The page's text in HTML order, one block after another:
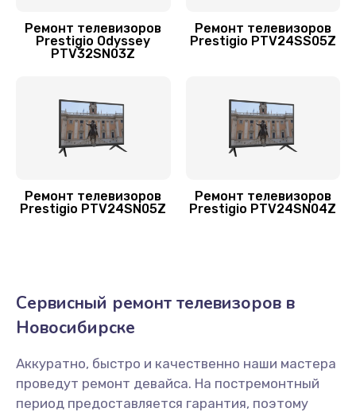
1600 руб.
Замена лампы подсветки
Восстановление после попадания влаги
1600 руб.
1200 руб.
Замена SCART-разъема
1200 руб.
Ремонт телевизоров
Prestigio Odyssey
PTV32SN03Z
Ремонт телевизоров
Prestigio PTV24SS05Z
Ремонт телевизоров
Prestigio PTV24SN05Z
Ремонт телевизоров
Prestigio PTV24SN04Z
Сервисный ремонт телевизоров в
Новосибирске
Аккуратно, быстро и качественно наши мастера
проведут ремонт девайса. На постремонтный
период предоставляется гарантия, поэтому